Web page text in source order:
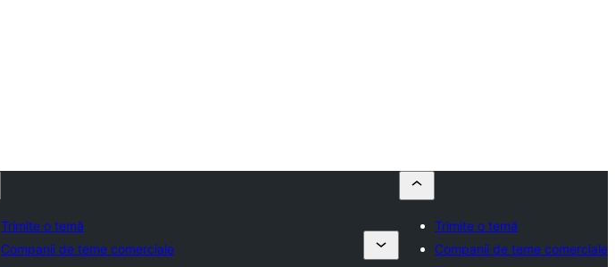
Trimite o temă
Companii de teme comerciale
Trimite o temă
Companii de teme comerciale